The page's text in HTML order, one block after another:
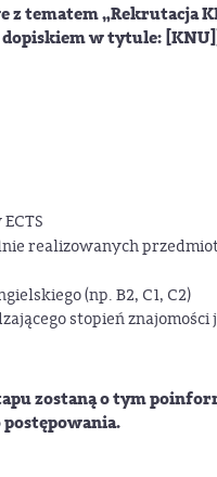
z tematem „Rekrutacja
dopiskiem w tytule:
realizowanych
(np. B2, C1, C2)
stopień znajomości
zostaną o tym